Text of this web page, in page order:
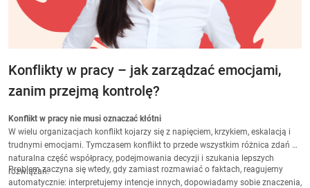
Konflikty w pracy – jak zarządzać emocjami,
zanim przejmą kontrolę?
Konflikt w pracy nie musi oznaczać kłótni
W wielu organizacjach konflikt kojarzy się z napięciem, krzykiem, eskalacją i
trudnymi emocjami. Tymczasem konflikt to przede wszystkim różnica zdań —
naturalna część współpracy, podejmowania decyzji i szukania lepszych
rozwiązań.
Problem zaczyna się wtedy, gdy zamiast rozmawiać o faktach, reagujemy
automatycznie: interpretujemy intencje innych, dopowiadamy sobie znaczenia,